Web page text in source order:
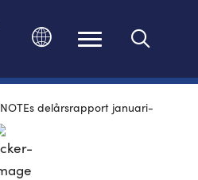
NOTEs delårsrapport januari-